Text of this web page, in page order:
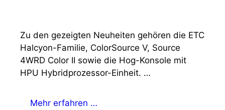
Zu den gezeigten Neuheiten gehören die ETC
Halcyon-Familie, ColorSource V, Source
4WRD Color II sowie die Hog-Konsole mit
HPU Hybridprozessor-Einheit. …
Mehr erfahren …